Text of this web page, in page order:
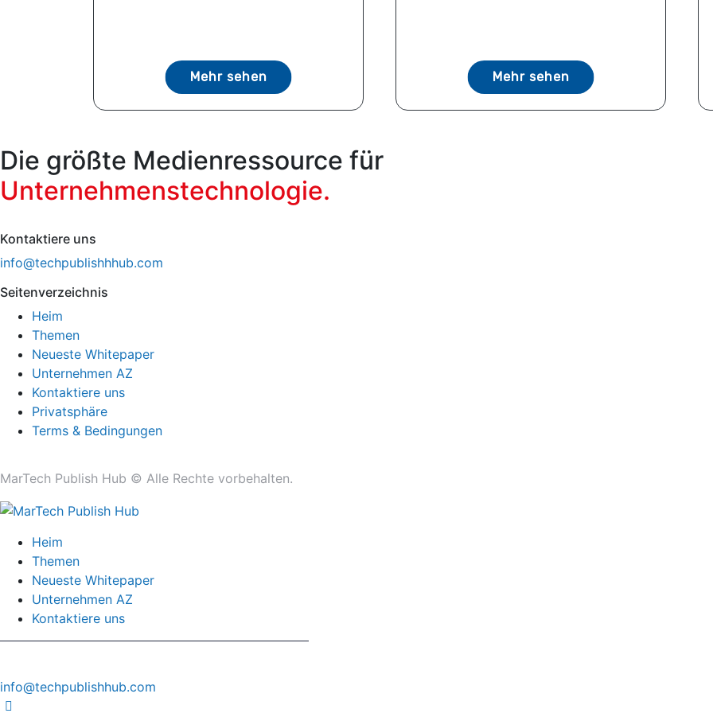
Mehr sehen Mehr sehen
Die größte Medienressource für
Unternehmenstechnologie.
Kontaktiere uns
info@techpublishhhub.com
Seitenverzeichnis
Heim
Themen
Neueste Whitepaper
Unternehmen AZ
Kontaktiere uns
Privatsphäre
Terms & Bedingungen
MarTech Publish Hub © Alle Rechte vorbehalten.
Heim
Themen
Neueste Whitepaper
Unternehmen AZ
Kontaktiere uns
info@techpublishhub.com